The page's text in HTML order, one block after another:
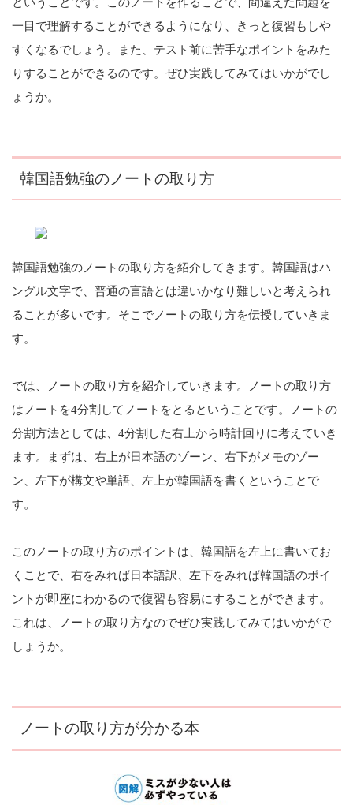
一目で理解することができるようになり、きっと復習もしや
すくなるでしょう。また、テスト前に苦手なポイントをみた
りすることができるのです。ぜひ実践してみてはいかがでし
ょうか。
韓国語勉強のノートの取り方
韓国語勉強のノートの取り方を紹介してきます。韓国語はハ
ングル文字で、普通の言語とは違いかなり難しいと考えられ
ることが多いです。そこでノートの取り方を伝授していきま
す。
では、ノートの取り方を紹介していきます。ノートの取り方
はノートを4分割してノートをとるということです。ノートの
分割方法としては、4分割した右上から時計回りに考えていき
ます。まずは、右上が日本語のゾーン、右下がメモのゾー
ン、左下が構文や単語、左上が韓国語を書くということで
す。
このノートの取り方のポイントは、韓国語を左上に書いてお
くことで、右をみれば日本語訳、左下をみれば韓国語のポイ
ントが即座にわかるので復習も容易にすることができます。
これは、ノートの取り方なのでぜひ実践してみてはいかがで
しょうか。
ノートの取り方が分かる本